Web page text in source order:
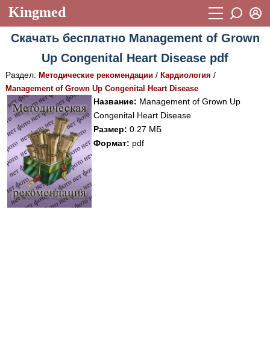
Kingmed
Учебный материал
Видеогалерея 899
Фотогалерея (1906)
Истории болезней 1268
Лекции и презентации 2474
Аккредитационные тесты
Методические рекомендации
Научно-популярное
Пароль
Восстановить пароль
Регистрация
Скачать бесплатно Management of Grown
Up Congenital Heart Disease pdf
Раздел: Методические рекомендации/ Кардиология /
Management of Grown Up Congenital Heart Disease
Название: Management of Grown Up
Congenital Heart Disease
Размер: 0.27 МБ
Формат: pdf